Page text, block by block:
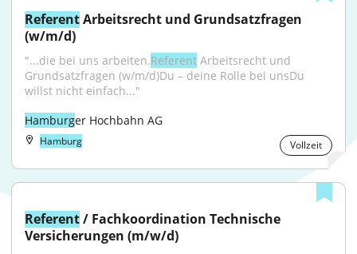
Referent Arbeitsrecht und Grundsatzfragen
(w/m/d)
"...die bei uns arbeiten.Referent Arbeitsrecht und
Grundsatzfragen (w/m/d)Du – deine Rolle bei unsDu
willst nicht einfach..."
Hamburger Hochbahn AG
Hamburg Vollzeit
Referent / Fachkoordination Technische
Versicherungen (m/w/d)